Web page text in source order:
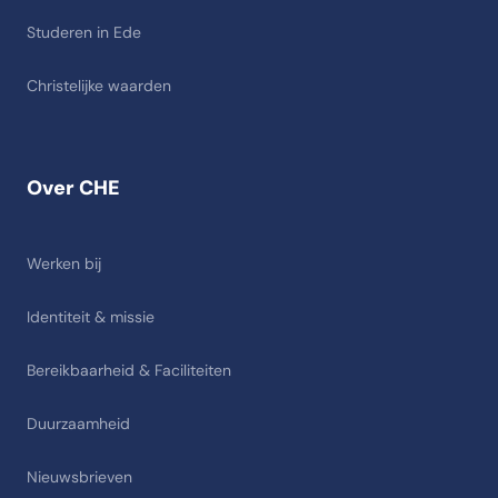
Over CHE
Werken bij
Identiteit & missie
Bereikbaarheid & Faciliteiten
Duurzaamheid
Nieuwsbrieven
Studeren in Ede
Christelijke waarden